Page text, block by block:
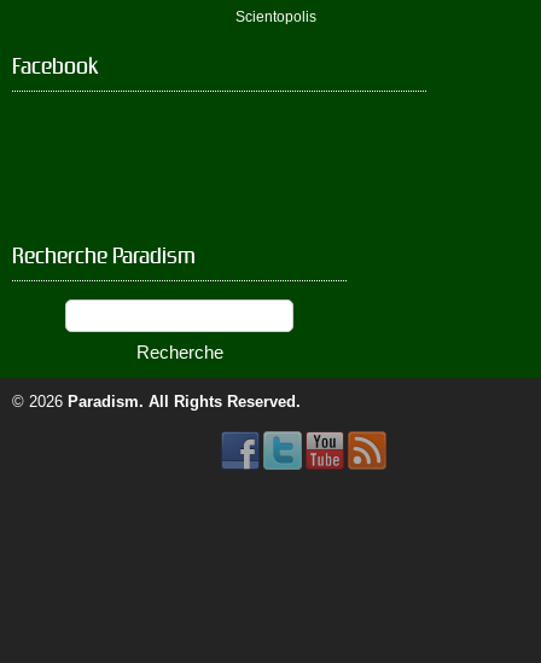
Scientopolis
Facebook
Recherche Paradism
© 2026 Paradism. All Rights Reserved.